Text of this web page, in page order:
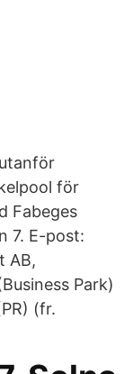
för
Fabeges
7. E-post:
AB,
Park)
(fr.